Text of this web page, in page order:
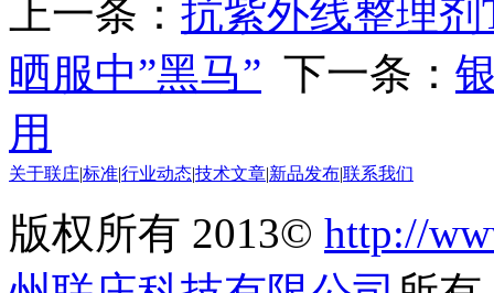
上一条： 抗紫外线整理剂
晒服中”黑马” 下一条：
用
关于联庄标准行业动态技术文章 新品发布联系我们
版权所有 2013© http://